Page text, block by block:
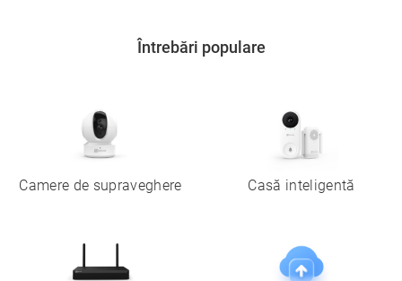
Întrebări populare
Camere de supraveghere Casă inteligentă